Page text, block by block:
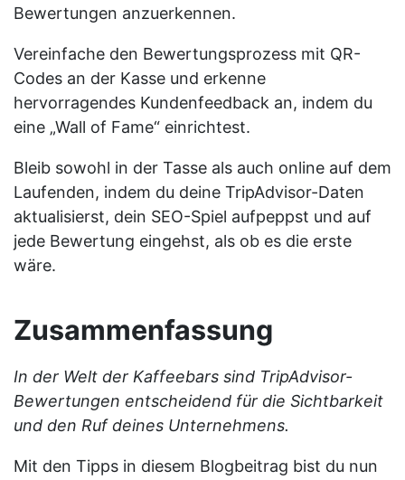
Bewertungen anzuerkennen.
Vereinfache den Bewertungsprozess mit QR-
Codes an der Kasse und erkenne
hervorragendes Kundenfeedback an, indem du
eine „Wall of Fame“ einrichtest.
Bleib sowohl in der Tasse als auch online auf dem
Laufenden, indem du deine TripAdvisor-Daten
aktualisierst, dein SEO-Spiel aufpeppst und auf
jede Bewertung eingehst, als ob es die erste
wäre.
Zusammenfassung
In der Welt der Kaffeebars sind TripAdvisor-
Bewertungen entscheidend für die Sichtbarkeit
und den Ruf deines Unternehmens.
Mit den Tipps in diesem Blogbeitrag bist du nun